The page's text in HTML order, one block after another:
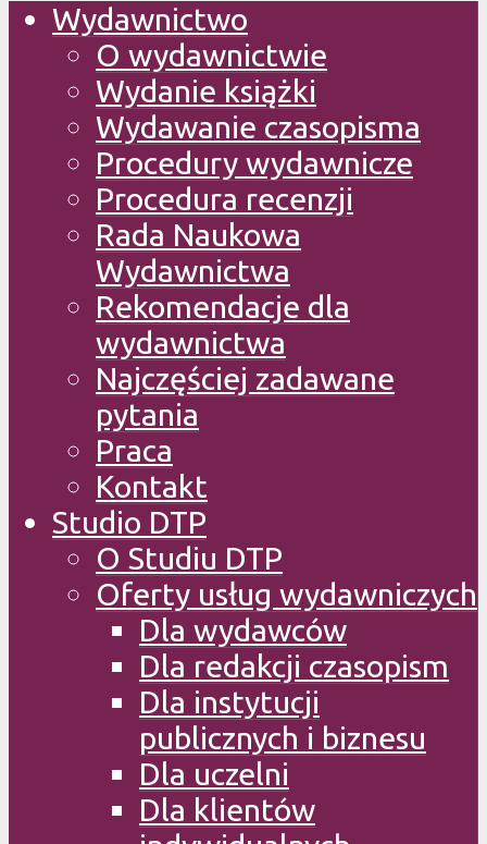
Wydawnictwo
O wydawnictwie
Wydanie książki
Wydawanie czasopisma
Procedury wydawnicze
Procedura recenzji
Rada Naukowa
Wydawnictwa
Rekomendacje dla
wydawnictwa
Najczęściej zadawane
pytania
Praca
Kontakt
Studio DTP
O Studiu DTP
Oferty usług wydawniczych
Dla wydawców
Dla redakcji czasopism
Dla instytucji
publicznych i biznesu
Dla uczelni
Dla klientów